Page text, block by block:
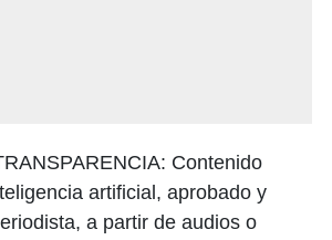
Contenido
artificial, aprobado y
a partir de audios o